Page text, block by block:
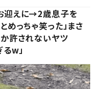
迎えに→2歳息子を
っちゃ笑った」まさ
許されないヤツ
w」